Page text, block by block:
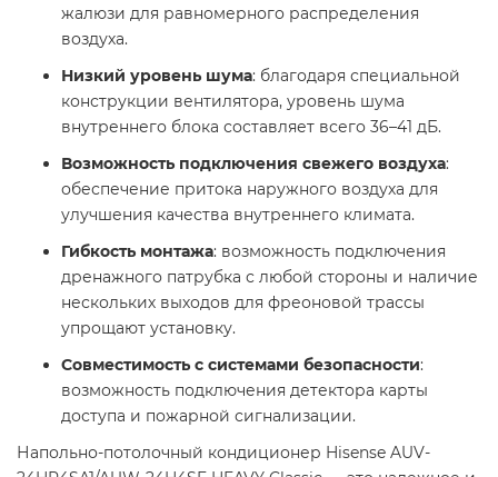
жалюзи для равномерного распределения
воздуха.
Низкий уровень шума: благодаря специальной
конструкции вентилятора, уровень шума
внутреннего блока составляет всего 36–41 дБ.
Возможность подключения свежего воздуха:
обеспечение притока наружного воздуха для
улучшения качества внутреннего климата.
Гибкость монтажа: возможность подключения
дренажного патрубка с любой стороны и наличие
нескольких выходов для фреоновой трассы
упрощают установку.
Совместимость с системами безопасности:
возможность подключения детектора карты
доступа и пожарной сигнализации.
Напольно-потолочный кондиционер Hisense AUV-